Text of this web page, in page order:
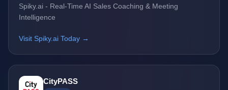
Spiky.ai - Real-Time AI Sales Coaching & Meeting
Intelligence
Visit Spiky.ai Today →
CityPASS